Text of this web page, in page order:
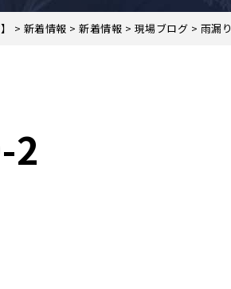
> 新着情報 > 新着情報 > 現場ブログ > 雨漏
2